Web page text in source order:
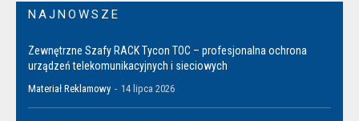
NAJNOWSZE
Zewnętrzne Szafy RACK Tycon TOC – profesjonalna ochrona
urządzeń telekomunikacyjnych i sieciowych
Materiał Reklamowy - 14 lipca 2026